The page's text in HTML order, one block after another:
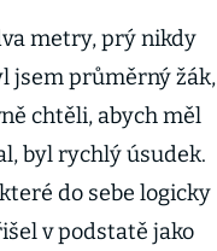
metry, prý nikdy
jsem průměrný žák,
chtěli, abych měl
byl rychlý úsudek.
do sebe logicky
v podstatě jako